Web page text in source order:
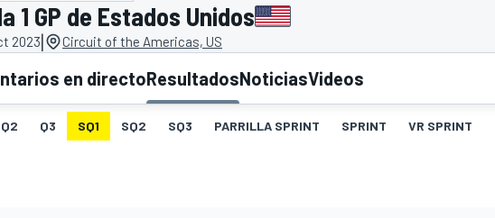
WRC
1 GP de Estados Unidos
2023| Circuit of the Americas, US
en directoResultadosNoticiasVideos
Q2 Q3 SQ1 SQ2 SQ3 PARRILLA SPRINT SPRINT VR SPRINT